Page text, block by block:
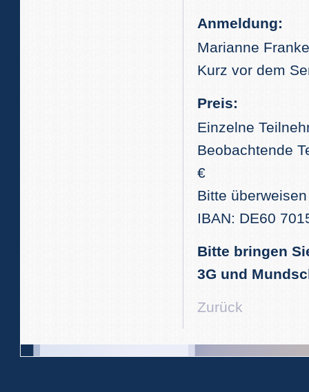
Anmeldung:
Marianne
Kurz vor dem
Preis:
Einzelne
Beobachtende
€
Bitte
IBAN: DE60
Bitte bringen
3G und
Zurück